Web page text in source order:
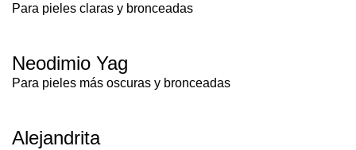
Para pieles claras y bronceadas
Neodimio Yag
Para pieles más oscuras y bronceadas
Alejandrita